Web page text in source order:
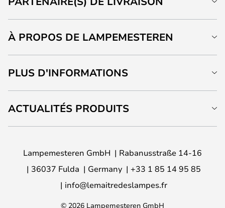
À PROPOS DE LAMPEMESTEREN
PLUS D'INFORMATIONS
ACTUALITÉS PRODUITS
Lampemesteren GmbH
Rabanusstraße 14-16
36037 Fulda
Germany
+33 1 85 14 95 85
info@lemaitredeslampes.fr
© 2026 Lampemesteren GmbH